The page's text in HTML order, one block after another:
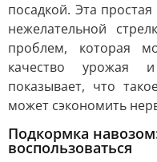
посадкой. Эта
нежелательной
проблем, которая
качество урожая
показывает, что
может сэкономить
Подкормка
воспользоваться